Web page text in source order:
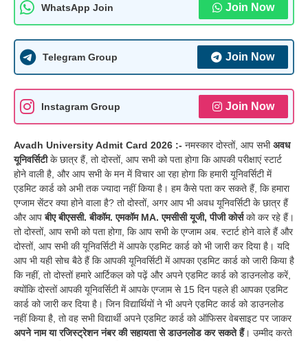
WhatsApp Join Join Now
Telegram Group Join Now
Instagram Group Join Now
Avadh University Admit Card 2026 :- नमस्कार दोस्तों, आप सभीअवध
यूनिवर्सिटीके छात्र हैं, तो दोस्तों, आप सभी को पता होगा कि आपकी परीक्षाएं स्टार्ट
होने वाली है, और आप सभी के मन में विचार आ रहा होगा कि हमारी यूनिवर्सिटी में
एडमिट कार्ड को अभी तक ज्यादा नहीं किया है। हम कैसे पता कर सकते हैं, कि हमारा
एग्जाम सेंटर क्या होने वाला है? तो दोस्तों, अगर आप भी अवध यूनिवर्सिटी के छात्र हैं
और आपबीए बीएससी. बीकॉम. एमकॉम MA. एमसीसी यूजी, पीजी कोर्सको कर रहे हैं।
तो दोस्तों, आप सभी को पता होगा, कि आप सभी के एग्जाम अब. स्टार्ट होने वाले हैं और
दोस्तों, आप सभी की यूनिवर्सिटी में आपके एडमिट कार्ड को भी जारी कर दिया है। यदि
आप भी यही सोच बैठे हैं कि आपकी यूनिवर्सिटी में आपका एडमिट कार्ड को जारी किया है
कि नहीं, तो दोस्तों हमारे आर्टिकल को पढ़ें और अपने एडमिट कार्ड को डाउनलोड करें,
क्योंकि दोस्तों आपकी यूनिवर्सिटी में आपके एग्जाम से 15 दिन पहले ही आपका एडमिट
कार्ड को जारी कर दिया है। जिन विद्यार्थियों ने भी अपने एडमिट कार्ड को डाउनलोड
नहीं किया है, तो वह सभी विद्यार्थी अपने एडमिट कार्ड को ऑफिसर वेबसाइट पर जाकर
अपने नाम या रजिस्ट्रेशन नंबर की सहायता से डाउनलोड कर सकते हैं। उम्मीद करते